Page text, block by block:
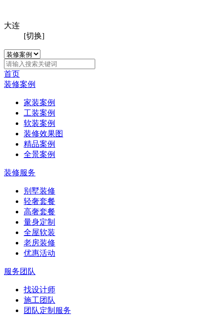
大连
[切换]
首页
装修案例
家装案例
工装案例
软装案例
装修效果图
精品案例
全景案例
装修服务
别墅装修
轻奢套餐
高奢套餐
量身定制
全屋软装
老房装修
优惠活动
服务团队
找设计师
施工团队
团队定制服务